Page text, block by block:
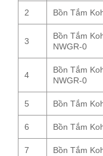
2 Bồn Tắm
3
Bồn Tắm
NWGR-0
4
Bồn Tắm
NWGR-0
5 Bồn Tắm
6 Bồn Tắm
7 Bồn Tắm